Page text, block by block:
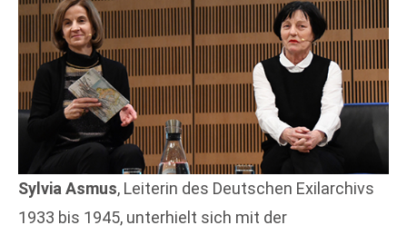
Sylvia Asmus, Leiterin des Deutschen Exilarchivs
1933 bis 1945, unterhielt sich mit der